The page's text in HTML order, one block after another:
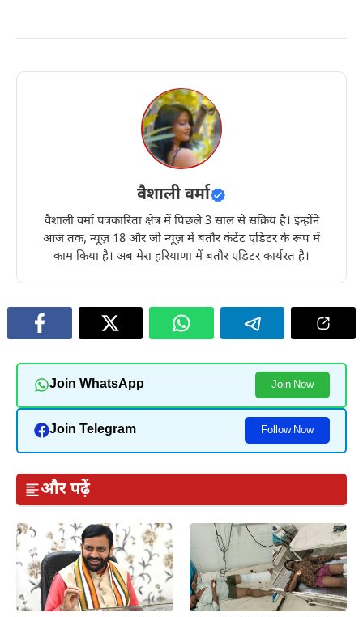
वैशाली वर्मा
वैशाली वर्मा पत्रकारिता क्षेत्र में पिछले 3 साल से सक्रिय है। इन्होंने
आज तक, न्यूज़ 18 और जी न्यूज़ में बतौर कंटेंट एडिटर के रूप में
काम किया है। अब मेरा हरियाणा में बतौर एडिटर कार्यरत है।
Join WhatsApp Join Now
Join Telegram Follow Now
और पढ़ें